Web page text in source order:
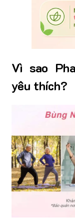
Vì sao
yêu thích?